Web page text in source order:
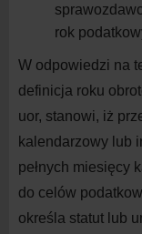
rok
W odpowiedzi na
definicja roku
uor, stanowi, iż
kalendarzowy lub
pełnych miesięcy
do celów
określa statut lub